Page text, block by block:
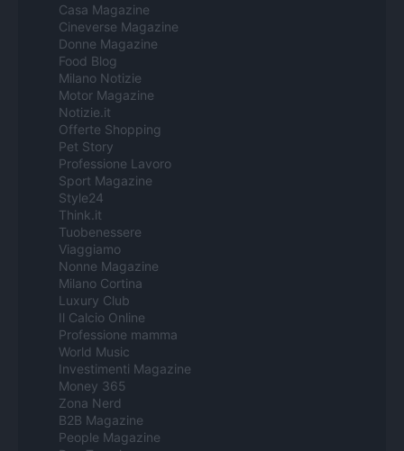
Casa Magazine
Cineverse Magazine
Donne Magazine
Food Blog
Milano Notizie
Motor Magazine
Notizie.it
Offerte Shopping
Pet Story
Professione Lavoro
Sport Magazine
Style24
Think.it
Tuobenessere
Viaggiamo
Nonne Magazine
Milano Cortina
Luxury Club
Il Calcio Online
Professione mamma
World Music
Investimenti Magazine
Money 365
Zona Nerd
B2B Magazine
People Magazine